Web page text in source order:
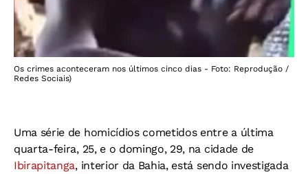
Os crimes aconteceram nos últimos cinco dias - Foto: Reprodução /
Redes Sociais)
Uma série de homicídios cometidos entre a última
quarta-feira, 25, e o domingo, 29, na cidade de
Ibirapitanga, interior da Bahia, está sendo investigada